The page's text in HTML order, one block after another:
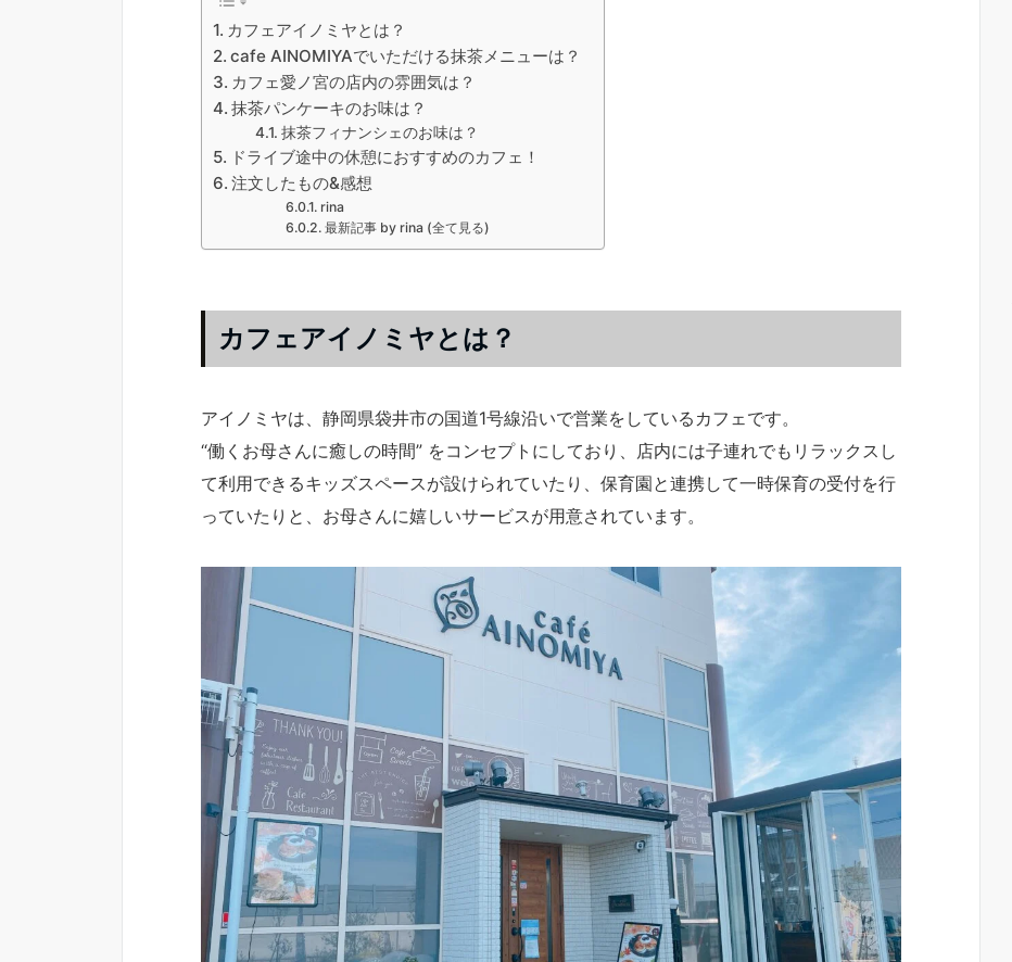
k
カフェアイノミヤとは？
cafe AINOMIYAでいただける抹茶メニューは？
カフェ愛ノ宮の店内の雰囲気は？
抹茶パンケーキのお味は？
抹茶フィナンシェのお味は？
ドライブ途中の休憩におすすめのカフェ！
注文したもの&感想
rina
最新記事 by rina (全て見る)
カフェアイノミヤとは？
アイノミヤは、静岡県袋井市の国道1号線沿いで営業をしているカフェです。
“働くお母さんに癒しの時間” をコンセプトにしており、店内には子連れでもリラックスし
て利用できるキッズスペースが設けられていたり、保育園と連携して一時保育の受付を行
っていたりと、お母さんに嬉しいサービスが用意されています。